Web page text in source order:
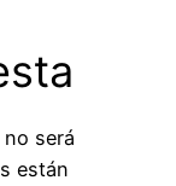
será
están